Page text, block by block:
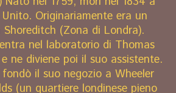
Originariamente era un
(Zona di Londra).
nel laboratorio di Thomas
ne diviene poi il suo assistente.
il suo negozio a Wheeler
(un quartiere londinese pieno